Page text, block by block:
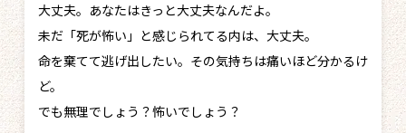
大丈夫。あなたはきっと大丈夫なんだよ。
未だ「死が怖い」と感じられてる内は、大丈夫。
命を棄てて逃げ出したい。その気持ちは痛いほど分かるけ
ど。
でも無理でしょう？怖いでしょう？